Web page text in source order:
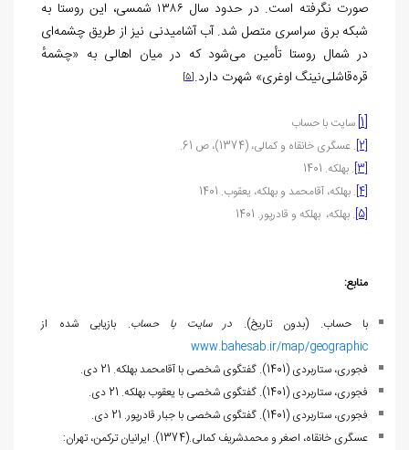
صورت نگرفته است. در حدود سال ۱۳۸۶ شمسی، این روستا به
شبکه برق سراسری متصل شد. آب آشامیدنی نیز از طریق چشمه‌ای
در شمال روستا تأمین می‌شود که در میان اهالی به «چشمهٔ
قره‌قاشلی‌نینگ اوغری» شهرت دارد.[5]
[1] سایت با حساب
[2]. عسگری خانقاه و کمالی، (1374)، ص 61.
[3]. بهلکه. 1401
[4]. بهلکه، آقامحمد و بهلکه، یعقوب. 1401
[5]. بهلکه، بهلکه و قادرپور. 1401
منابع:
با حساب. (بدون تاریخ). در سایت با حساب. بازیابی شده از
www.bahesab.ir/map/geographic
فجوری، ستاربردی (1401). گفتگوی شخصی با آقامحمد بهلکه. 21 دی.
فجوری، ستاربردی (1401). گفتگوی شخصی با یعقوب بهلکه. 21 دی.
فجوری، ستاربردی (1401). گفتگوی شخصی با جبار قادرپور. 21 دی.
عسگری خانقاه، اصغر و محمدشریف کمالی.(1374). ایرانیان ترکمن، تهران: